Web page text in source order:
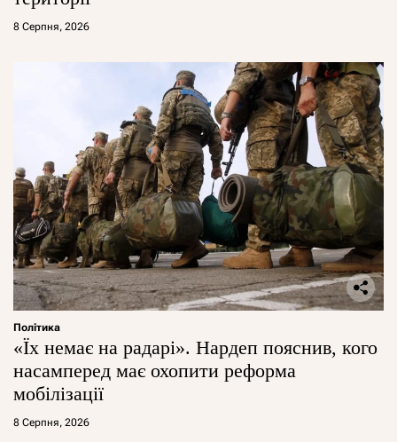
8 Серпня, 2026
Політика
«Їх немає на радарі». Нардеп пояснив, кого
насамперед має охопити реформа
мобілізації
8 Серпня, 2026